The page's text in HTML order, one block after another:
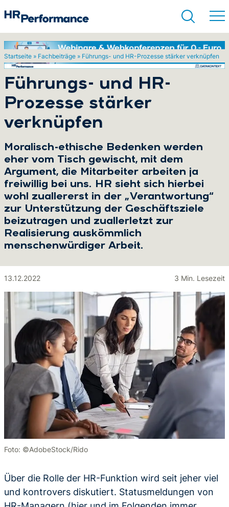
Startseite » Fachbeiträge » Führungs- und HR-Prozesse stärker verknüpfen
Führungs- und HR-
Prozesse stärker
verknüpfen
Moralisch-ethische Bedenken werden
eher vom Tisch gewischt, mit dem
Argument, die Mitarbeiter arbeiten ja
freiwillig bei uns. HR sieht sich hierbei
wohl zuallererst in der „Verantwortung“
zur Unterstützung der Geschäftsziele
beizutragen und zuallerletzt zur
Realisierung auskömmlich
menschenwürdiger Arbeit.
13.12.2022 3 Min. Lesezeit
Foto: ©AdobeStock/Rido
Über die Rolle der HR-Funktion wird seit jeher viel
und kontrovers diskutiert. Statusmeldungen von